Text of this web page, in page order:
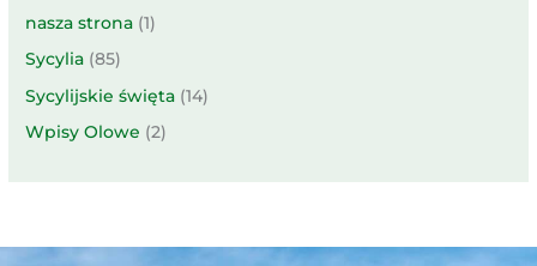
nasza strona (1)
Sycylia (85)
Sycylijskie święta (14)
Wpisy Olowe (2)